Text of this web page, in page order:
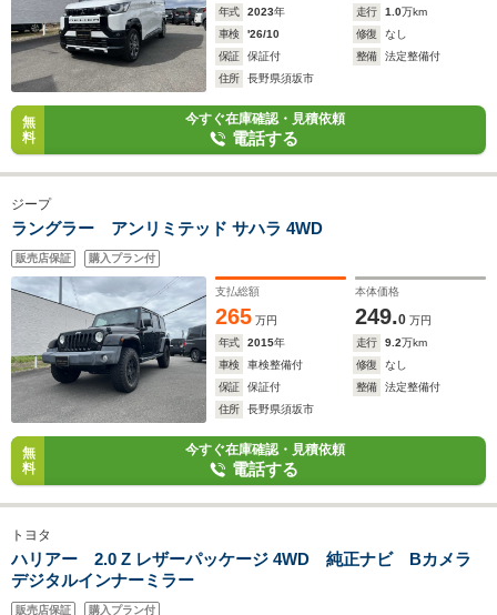
年式
2023年 走行 1.0万km
車検
'26/10 修復
なし
保証
保証付 整備
法定整備付
住所
長野県須坂市
無
料
今すぐ在庫確認・見積依頼
電話する
ジープ
ラングラー アンリミテッド サハラ 4WD
販売店保証 購入プラン付
支払総額
265 万円
本体価格
249.0 万円
年式
2015年 走行 9.2万km
車検
車検整備付 修復
なし
保証
保証付 整備
法定整備付
住所
長野県須坂市
無
料
今すぐ在庫確認・見積依頼
電話する
トヨタ
ハリアー 2.0 Z レザーパッケージ 4WD 純正ナビ Bカメラ
デジタルインナーミラー
販売店保証 購入プラン付